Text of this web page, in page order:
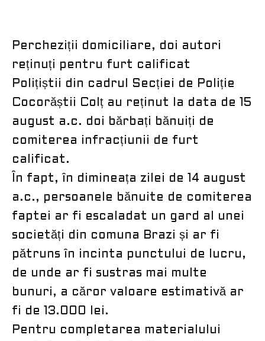
Percheziții domiciliare, doi autori
reținuți pentru furt calificat
Polițiștii din cadrul Secției de Poliție
Cocorăștii Colț au reținut la data de 15
august a.c. doi bărbați bănuiți de
comiterea infracțiunii de furt
calificat.
În fapt, în dimineața zilei de 14 august
a.c., persoanele bănuite de comiterea
faptei ar fi escaladat un gard al unei
societăți din comuna Brazi și ar fi
pătruns în incinta punctului de lucru,
de unde ar fi sustras mai multe
bunuri, a căror valoare estimativă ar
fi de 13.000 lei.
Pentru completarea materialului